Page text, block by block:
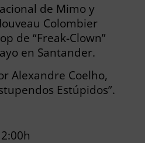
de Mimo y
Colombier
de “Freak-Clown”
en Santander.
Alexandre Coelho,
Estúpidos”.